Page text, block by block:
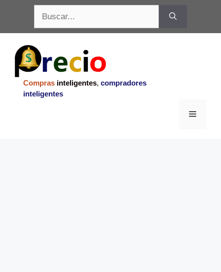
contenido
Compras inteligentes, compradores
inteligentes
Menu